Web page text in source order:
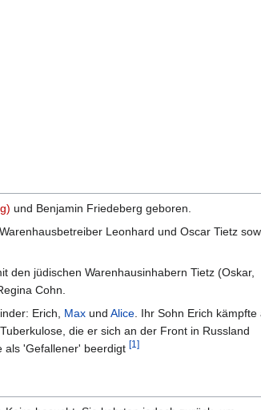
und Benjamin Friedeberg geboren.
Leonhard und Oscar Tietz
den jüdischen Warenhausinhabern Tietz (Oskar,
Cohn.
Erich, Max und Alice . Ihr Sohn Erich kämpfte
die er sich an der Front in Russland
als 'Gefallener' beerdigt [1 ]